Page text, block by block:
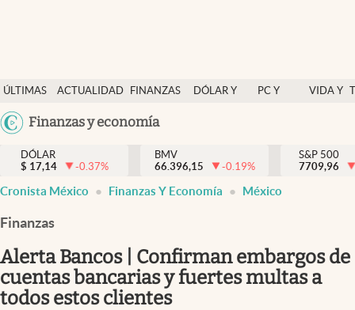
ÚLTIMAS
NOTICIAS
ACTUALIDAD
FINANZAS
DÓLAR Y
PC Y
VIDA Y
México
Finanzas y economía
Actualidad
Finanzas y economía
Dólar y mercados
Pc y celular
Vida y estilo
DÓLAR
$ 17,14 -0.37%
BMV
66.396,15
-0.19%
S&P 500
7709,96
Cronista México Finanzas Y Economía México
Finanzas
Alerta Bancos | Confirman embargos de
cuentas bancarias y fuertes multas a
todos estos clientes